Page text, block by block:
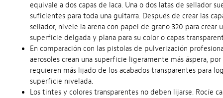
equivale a dos capas de laca. Una o dos latas de sellador
suficientes para toda una guitarra. Después de crear las
sellador, nivele la arena con papel de grano 320 para crear
superficie delgada y plana para su color o capas
En comparación con las pistolas de pulverización
aerosoles crean una superficie ligeramente más áspera,
requieren más lijado de los acabados transparentes para
superficie nivelada.
Los tintes y colores transparentes no deben lijarse. Rocíe